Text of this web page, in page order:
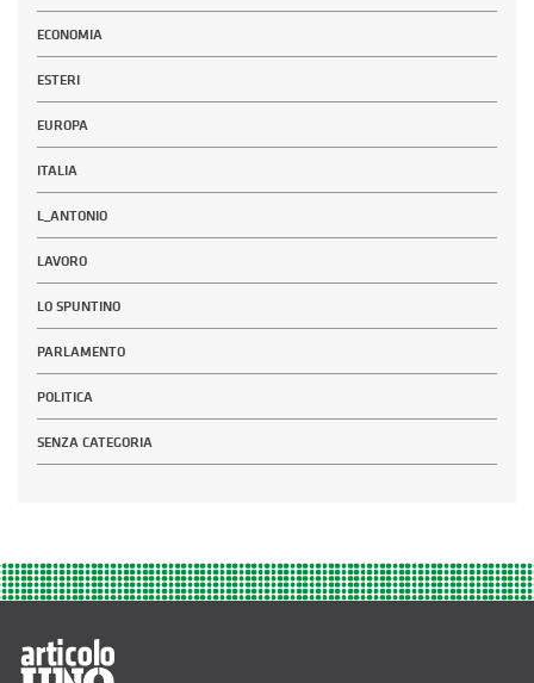
ECONOMIA
ESTERI
EUROPA
ITALIA
L_ANTONIO
LAVORO
LO SPUNTINO
PARLAMENTO
POLITICA
SENZA CATEGORIA